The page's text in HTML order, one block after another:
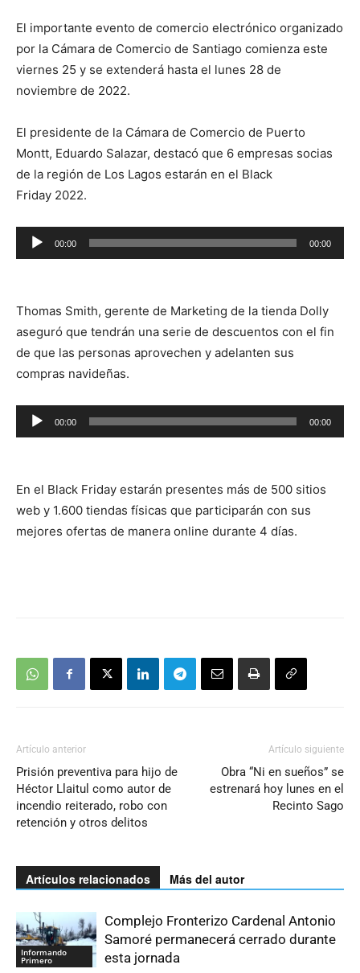
El importante evento de comercio electrónico organizado
por la Cámara de Comercio de Santiago comienza este
viernes 25 y se extenderá hasta el lunes 28 de
noviembre de 2022.
El presidente de la Cámara de Comercio de Puerto
Montt, Eduardo Salazar, destacó que 6 empresas socias
de la región de Los Lagos estarán en el Black
Friday 2022.
Reproductor
de
00:00 00:00
Thomas Smith, gerente de Marketing de la tienda Dolly
aseguró que tendrán una serie de descuentos con el fin
de que las personas aprovechen y adelanten sus
compras navideñas.
Reproductor
de
00:00 00:00
En el Black Friday estarán presentes más de 500 sitios
web y 1.600 tiendas físicas que participarán con sus
mejores ofertas de manera online durante 4 días.
Artículo anterior
Prisión preventiva para hijo de
Héctor Llaitul como autor de
incendio reiterado, robo con
retención y otros delitos
Artículo siguiente
Obra “Ni en sueños” se
estrenará hoy lunes en el
Recinto Sago
Artículos relacionados Más del autor
Informando
Primero
Complejo Fronterizo Cardenal Antonio
Samoré permanecerá cerrado durante
esta jornada